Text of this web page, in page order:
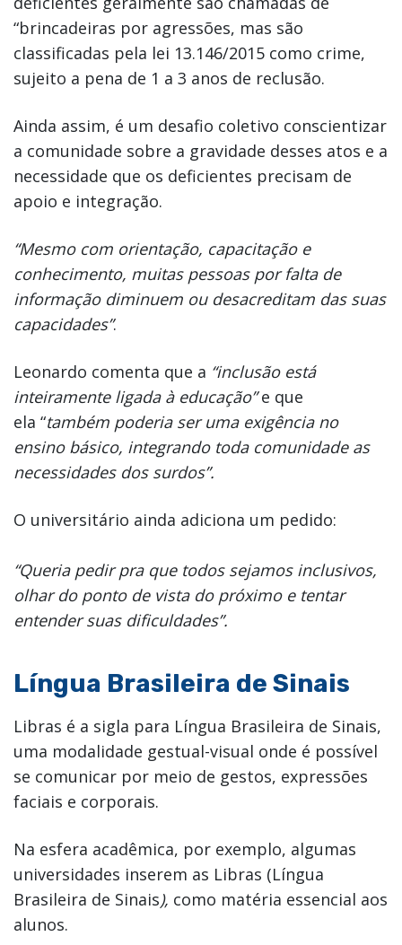
“brincadeiras por agressões, mas são
classificadas pela lei 13.146/2015 como crime,
sujeito a pena de 1 a 3 anos de reclusão.
Ainda assim, é um desafio coletivo conscientizar
a comunidade sobre a gravidade desses atos e a
necessidade que os deficientes precisam de
apoio e integração.
“Mesmo com orientação, capacitação e
conhecimento, muitas pessoas por falta de
informação diminuem ou desacreditam das suas
capacidades”.
Leonardo comenta que a “inclusão está
inteiramente ligada à educação”e que
ela “também poderia ser uma exigência no
ensino básico, integrando toda comunidade as
necessidades dos surdos”.
O universitário ainda adiciona um pedido:
“Queria pedir pra que todos sejamos inclusivos,
olhar do ponto de vista do próximo e tentar
entender suas dificuldades”.
Língua Brasileira de Sinais
Libras é a sigla para Língua Brasileira de Sinais,
uma modalidade gestual-visual onde é possível
se comunicar por meio de gestos, expressões
faciais e corporais.
Na esfera acadêmica, por exemplo, algumas
universidades inserem as Libras (Língua
Brasileira de Sinais), como matéria essencial aos
alunos.